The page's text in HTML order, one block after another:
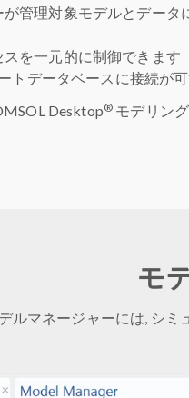
管理対象モデルとデータ
を一元的に制御できます
トデータベースに接続が
Desktop® モデリン
モ
ルマネージャーには, シ